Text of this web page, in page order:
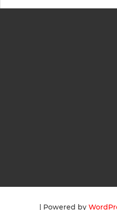
| Powered by